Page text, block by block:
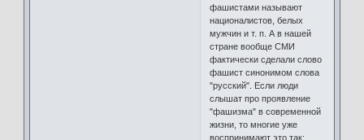
фашистами называют
националистов, белых
мужчин и т. п. А в нашей
стране вообще СМИ
фактически сделали слово
фашист синонимом слова
"русский". Если люди
слышат про проявление
"фашизма" в современной
жизни, то многие уже
воспринимают это так: